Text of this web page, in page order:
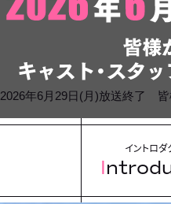
2026年6月29日(月)放送終了
イントロダ